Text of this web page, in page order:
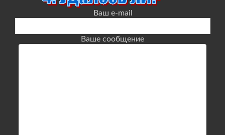
Ваш e-mail
Ваше сообщение